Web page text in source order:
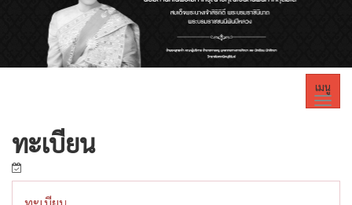
เมนู
ทะเบียน